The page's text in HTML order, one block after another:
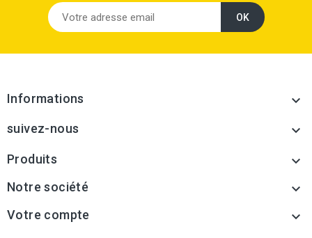
Informations 
suivez-nous 
Produits 
Notre société 
Votre compte 